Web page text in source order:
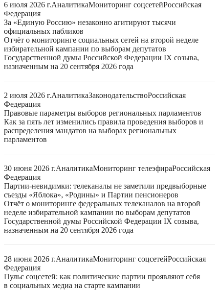
6 июля 2026 г.АналитикаМониторинг соцсетейРоссийская
Федерация
За «Единую Россию» незаконно агитируют тысячи
официальных пабликов
Отчёт о мониторинге социальных сетей на второй неделе
избирательной кампании по выборам депутатов
Государственной думы Российской Федерации IX созыва,
назначенным на 20 сентября 2026 года
2 июля 2026 г.АналитикаЗаконодательствоРоссийская
Федерация
Правовые параметры выборов региональных парламентов
Как за пять лет изменились правила проведения выборов и
распределения мандатов на выборах региональных
парламентов
30 июня 2026 г.АналитикаМониторинг телеэфираРоссийская
Федерация
Партии-невидимки: телеканалы не заметили предвыборные
съезды «Яблока», «Родины» и Партии пенсионеров
Отчёт о мониторинге федеральных телеканалов на второй
неделе избирательной кампании по выборам депутатов
Государственной думы Российской Федерации IX созыва,
назначенным на 20 сентября 2026 года
28 июня 2026 г.АналитикаМониторинг соцсетейРоссийская
Федерация
Пульс соцсетей: как политические партии проявляют себя
в социальных медиа на старте кампании